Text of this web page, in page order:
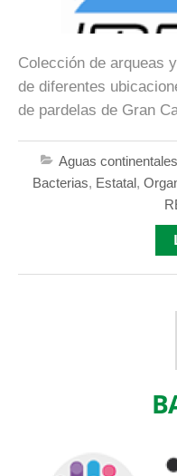
Colección de arqueas
de diferentes
de pardelas de Gran
Aguas
Bacterias, Estatal,